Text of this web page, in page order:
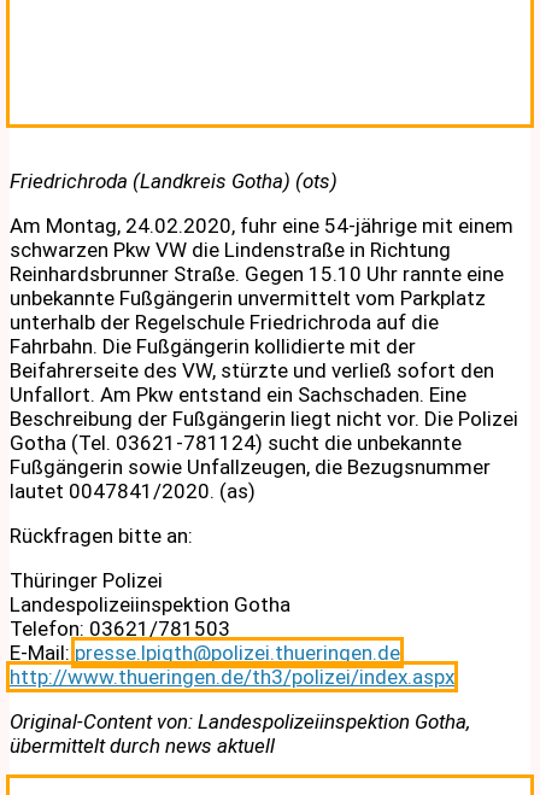
Friedrichroda (Landkreis Gotha) (ots)
Am Montag, 24.02.2020, fuhr eine 54-jährige mit einem
schwarzen Pkw VW die Lindenstraße in Richtung
Reinhardsbrunner Straße. Gegen 15.10 Uhr rannte eine
unbekannte Fußgängerin unvermittelt vom Parkplatz
unterhalb der Regelschule Friedrichroda auf die
Fahrbahn. Die Fußgängerin kollidierte mit der
Beifahrerseite des VW, stürzte und verließ sofort den
Unfallort. Am Pkw entstand ein Sachschaden. Eine
Beschreibung der Fußgängerin liegt nicht vor. Die Polizei
Gotha (Tel. 03621-781124) sucht die unbekannte
Fußgängerin sowie Unfallzeugen, die Bezugsnummer
lautet 0047841/2020. (as)
Rückfragen bitte an:
Thüringer Polizei
Landespolizeiinspektion Gotha
Telefon: 03621/781503
E-Mail: presse.lpigth@polizei.thueringen.de
http://www.thueringen.de/th3/polizei/index.aspx
Original-Content von: Landespolizeiinspektion Gotha,
übermittelt durch news aktuell